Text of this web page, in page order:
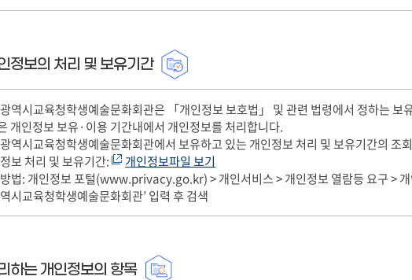
정보의 처리 및 보유기간
역시교육청학생예술문화회관은 「개인정보 보호법」 및 관련 법령에서 정하는 보
개인정보 보유·이용 기간내에서 개인정보를 처리합니다.
역시교육청학생예술문화회관에서 보유하고 있는 개인정보 처리 및 보유기간의 조
보 처리 및 보유기간:
개인정보파일 보기
법: 개인정보 포털(www.privacy.go.kr) > 개인서비스 > 개인정보 열람등 요구 > 개
시교육청학생예술문화회관’ 입력 후 검색
하는 개인정보의 항목